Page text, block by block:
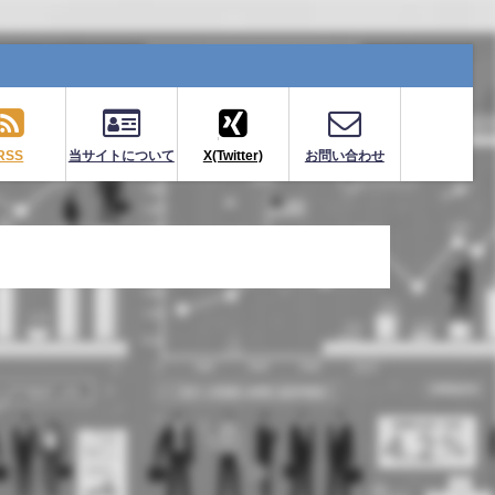
当サイトについて X(Twitter) お問い合わせ